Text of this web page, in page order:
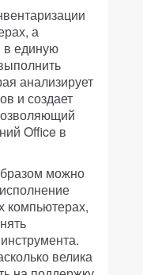
а
в единую
анализирует
и создает
Office в
можно
компьютерах,
велика